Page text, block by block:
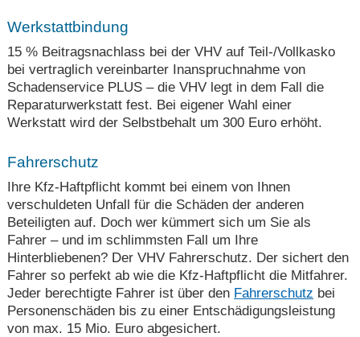
Werkstattbindung
15 % Beitragsnachlass bei der VHV auf Teil-/Vollkasko
bei vertraglich vereinbarter Inanspruchnahme von
Schadenservice PLUS – die VHV legt in dem Fall die
Reparaturwerkstatt fest. Bei eigener Wahl einer
Werkstatt wird der Selbstbehalt um 300 Euro erhöht.
Fahrerschutz
Ihre Kfz-Haftpflicht kommt bei einem von Ihnen
verschuldeten Unfall für die Schäden der anderen
Beteiligten auf. Doch wer kümmert sich um Sie als
Fahrer – und im schlimmsten Fall um Ihre
Hinterbliebenen? Der VHV Fahrerschutz. Der sichert den
Fahrer so perfekt ab wie die Kfz-Haftpflicht die Mitfahrer.
Jeder berechtigte Fahrer ist über den Fahrerschutz bei
Personenschäden bis zu einer Entschädigungsleistung
von max. 15 Mio. Euro abgesichert.